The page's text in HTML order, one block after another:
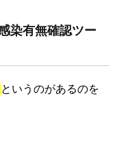
染有無確認ツー
というのがあるのを